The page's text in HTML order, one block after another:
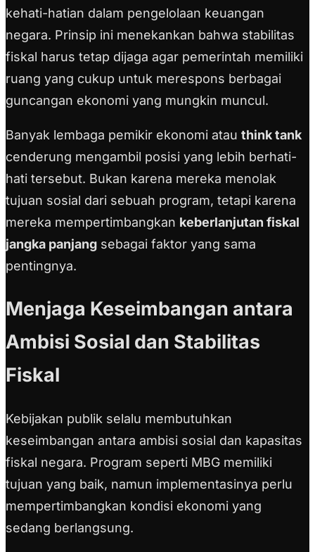
kehati-hatian dalam pengelolaan keuangan
negara. Prinsip ini menekankan bahwa stabilitas
fiskal harus tetap dijaga agar pemerintah memiliki
ruang yang cukup untuk merespons berbagai
guncangan ekonomi yang mungkin muncul.
Banyak lembaga pemikir ekonomi atau think tank
cenderung mengambil posisi yang lebih berhati-
hati tersebut. Bukan karena mereka menolak
tujuan sosial dari sebuah program, tetapi karena
mereka mempertimbangkan keberlanjutan fiskal
jangka panjang sebagai faktor yang sama
pentingnya.
Menjaga Keseimbangan antara
Ambisi Sosial dan Stabilitas
Fiskal
Kebijakan publik selalu membutuhkan
keseimbangan antara ambisi sosial dan kapasitas
fiskal negara. Program seperti MBG memiliki
tujuan yang baik, namun implementasinya perlu
mempertimbangkan kondisi ekonomi yang
sedang berlangsung.